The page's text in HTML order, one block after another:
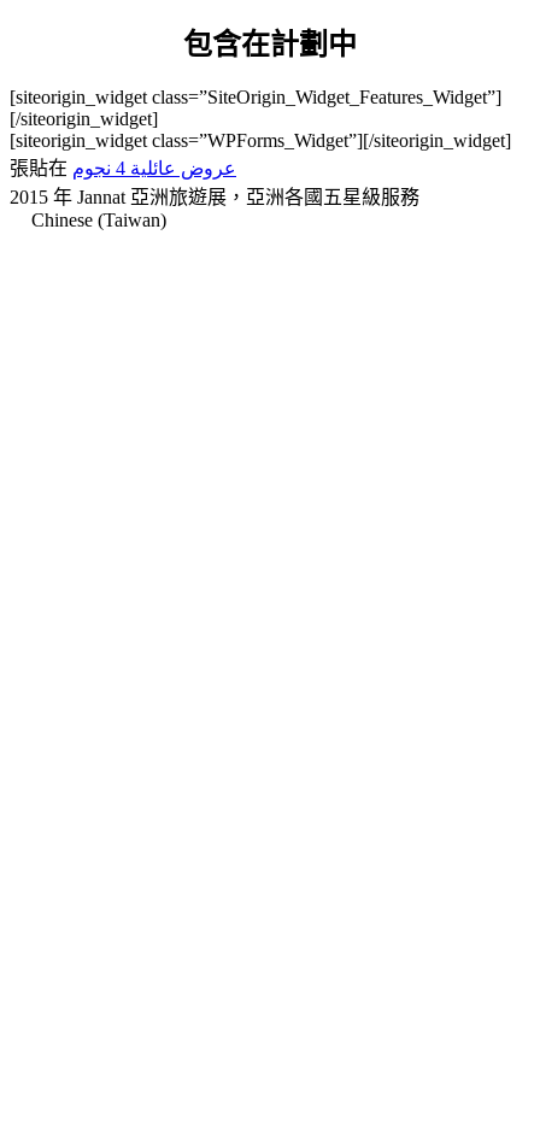
包含在計劃中
[siteorigin_widget class=”SiteOrigin_Widget_Features_Widget”]
[/siteorigin_widget]
[siteorigin_widget class=”WPForms_Widget”][/siteorigin_widget]
張貼在
عروض عائلية 4 نجوم
2015 年 Jannat 亞洲旅遊展，亞洲各國五星級服務
Chinese (Taiwan)